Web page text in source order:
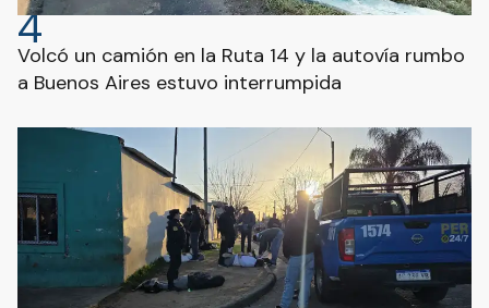
4
Volcó un camión en la Ruta 14 y la autovía rumbo
a Buenos Aires estuvo interrumpida